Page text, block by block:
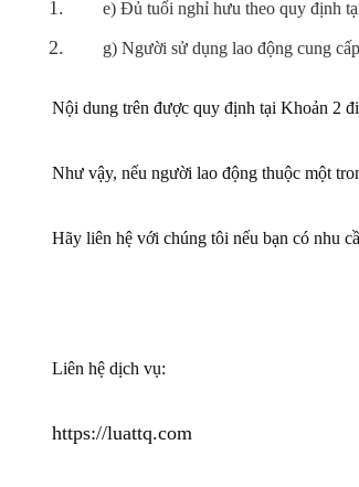
e) Đủ tuổi nghỉ hưu theo quy định
g) Người sử dụng lao động cung
Nội dung trên được quy định tại Khoản 2
Như vậy, nếu người lao động thuộc một
Hãy liên hệ với chúng tôi nếu bạn có nhu
Liên hệ dịch vụ:
https://luattq.com